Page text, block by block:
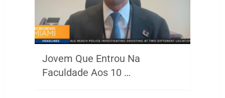
Jovem Que Entrou Na
Faculdade Aos 10 …